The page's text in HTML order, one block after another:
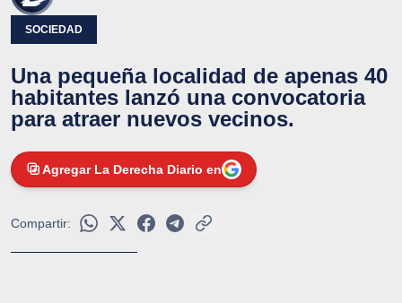
SOCIEDAD
Una pequeña localidad de apenas 40
habitantes lanzó una convocatoria
para atraer nuevos vecinos.
Agregar La Derecha Diario en
Compartir: